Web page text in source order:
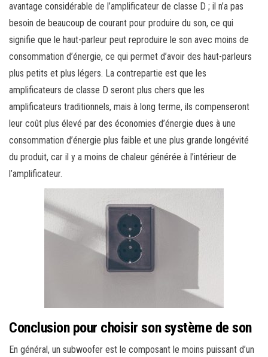
avantage considérable de l’amplificateur de classe D ; il n’a pas
besoin de beaucoup de courant pour produire du son, ce qui
signifie que le haut-parleur peut reproduire le son avec moins de
consommation d’énergie, ce qui permet d’avoir des haut-parleurs
plus petits et plus légers. La contrepartie est que les
amplificateurs de classe D seront plus chers que les
amplificateurs traditionnels, mais à long terme, ils compenseront
leur coût plus élevé par des économies d’énergie dues à une
consommation d’énergie plus faible et une plus grande longévité
du produit, car il y a moins de chaleur générée à l’intérieur de
l’amplificateur.
Conclusion pour choisir son système de son
En général, un subwoofer est le composant le moins puissant d’un